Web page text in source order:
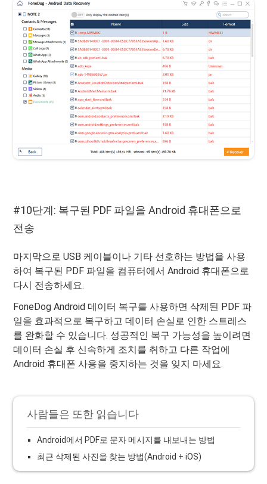
#10단계: 복구된 PDF 파일을 Android 휴대폰으로
전송
마지막으로 USB 케이블이나 기타 선호하는 방법을 사용
하여 복구된 PDF 파일을 컴퓨터에서 Android 휴대폰으로
다시 전송하세요.
FoneDog Android 데이터 복구를 사용하면 삭제된 PDF 파
일을 효과적으로 복구하고 데이터 손실로 인한 스트레스
를 완화할 수 있습니다. 성공적인 복구 가능성을 높이려면
데이터 손실 후 신속하게 조치를 취하고 다른 작업에
Android 휴대폰 사용을 중지하는 것을 잊지 마세요.
사람들은 또한 읽습니다
Android에서 PDF로 문자 메시지를 내보내는 방법
최근 삭제된 사진을 찾는 방법(Android + iOS)